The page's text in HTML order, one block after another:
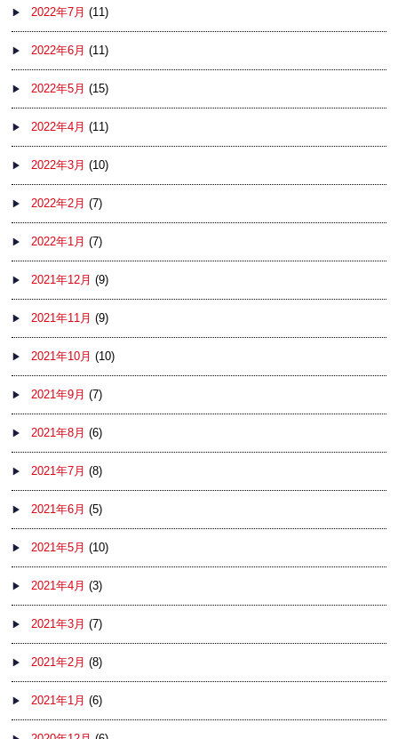
2022年7月 (11)
2022年6月 (11)
2022年5月 (15)
2022年4月 (11)
2022年3月 (10)
2022年2月 (7)
2022年1月 (7)
2021年12月 (9)
2021年11月 (9)
2021年10月 (10)
2021年9月 (7)
2021年8月 (6)
2021年7月 (8)
2021年6月 (5)
2021年5月 (10)
2021年4月 (3)
2021年3月 (7)
2021年2月 (8)
2021年1月 (6)